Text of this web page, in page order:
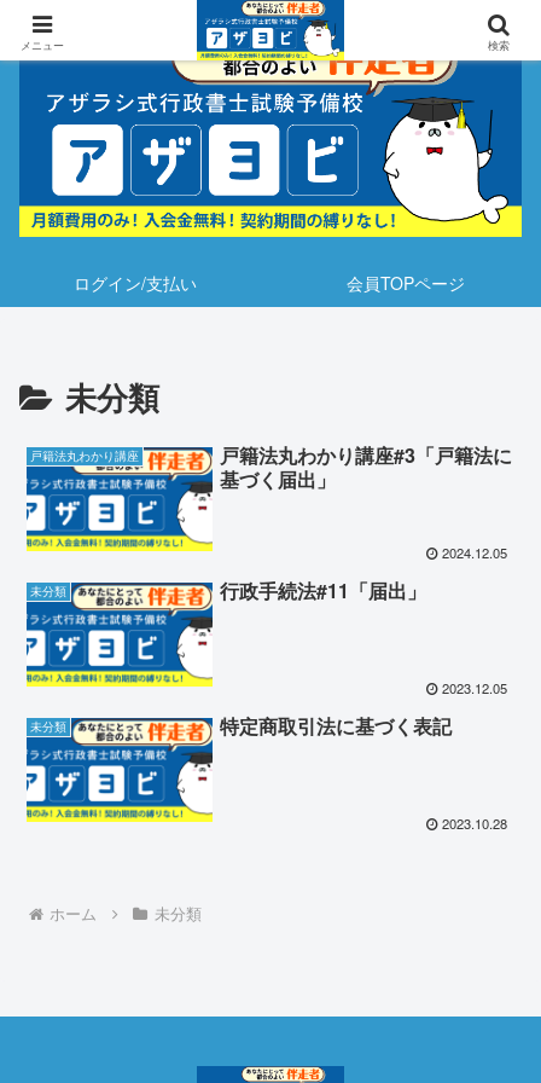
ログイン/支払い 会員TOPページ
未分類
戸籍法丸わかり講座
戸籍法丸わかり講座#3「戸籍法に
基づく届出」
2024.12.05
未分類 行政手続法#11「届出」
2023.12.05
未分類 特定商取引法に基づく表記
2023.10.28
ホーム 未分類
メニュー 検索